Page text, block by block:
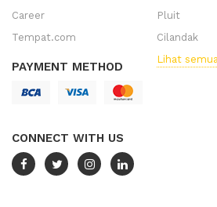
Career
Tempat.com
PAYMENT METHOD
CONNECT WITH US
Pluit
Cilandak
Lihat